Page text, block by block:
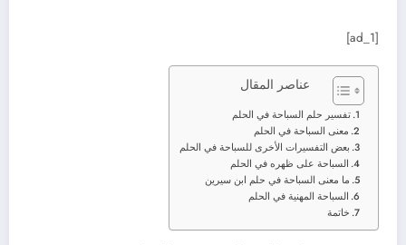
[ad_1]
عناصر المقال
تفسير حلم السباحة في الحلم
معنى السباحة في الحلم
بعض التفسيرات الأخرى للسباحة في الحلم
السباحة على ظهره في الحلم
ما معنى السباحة في حلم ابن سيرين
السباحة المهنية في الحلم
خاتمة